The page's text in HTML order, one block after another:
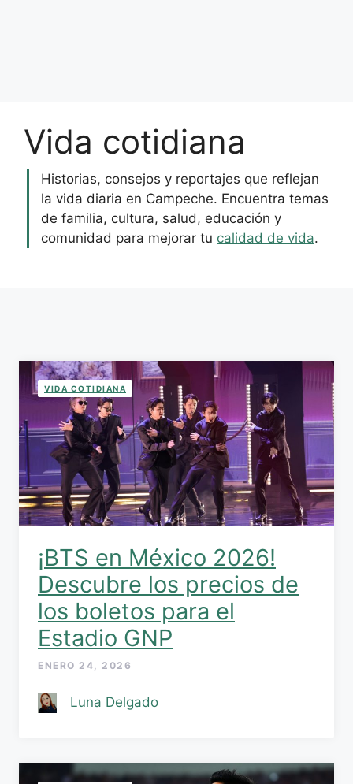
Vida cotidiana
Historias, consejos y reportajes que reflejan
la vida diaria en Campeche. Encuentra temas
de familia, cultura, salud, educación y
comunidad para mejorar tu calidad de vida.
VIDA COTIDIANA
¡BTS en México 2026!
Descubre los precios de
los boletos para el
Estadio GNP
ENERO 24, 2026
Luna Delgado